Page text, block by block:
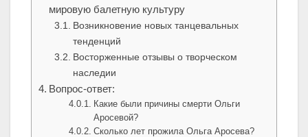
мировую балетную культуру
Возникновение новых танцевальных
тенденций
Восторженные отзывы о творческом
наследии
Вопрос-ответ:
Какие были причины смерти Ольги
Аросевой?
Сколько лет прожила Ольга Аросева?